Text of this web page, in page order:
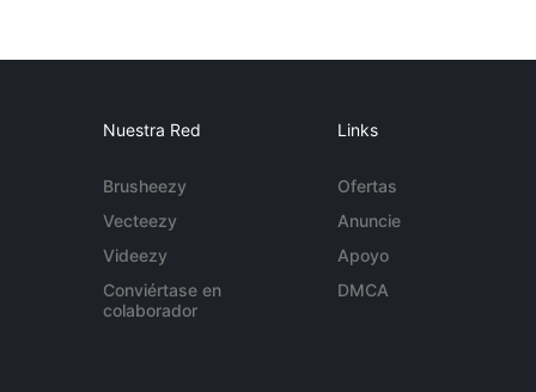
Nuestra Red
Brusheezy
Vecteezy
Videezy
Conviértase en
colaborador
Links
Ofertas
Anuncie
Apoyo
DMCA